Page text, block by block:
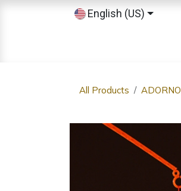
English (US)
All Products ADORNO